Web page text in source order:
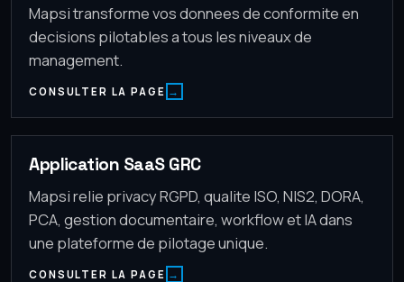
Mapsi transforme vos donnees de conformite en
decisions pilotables a tous les niveaux de
management.
CONSULTER LA PAGE
Application SaaS GRC
Mapsi relie privacy RGPD, qualite ISO, NIS2, DORA,
PCA, gestion documentaire, workflow et IA dans
une plateforme de pilotage unique.
CONSULTER LA PAGE